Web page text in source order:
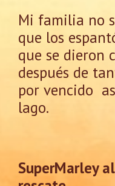
Mi familia no
que los
que se dieron
después de
por vencido
lago.
SuperMarley al